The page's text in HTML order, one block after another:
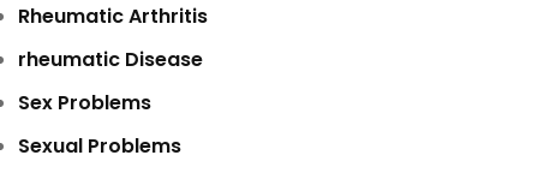
Rheumatic Arthritis
rheumatic Disease
Sex Problems
Sexual Problems